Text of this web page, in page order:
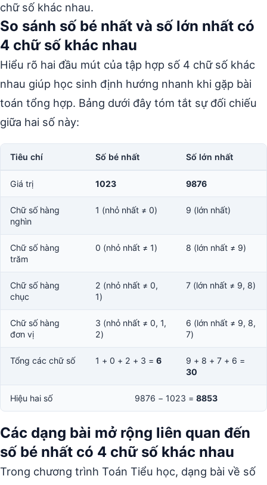
chữ số khác nhau.
So sánh số bé nhất và số lớn nhất có
4 chữ số khác nhau
Hiểu rõ hai đầu mút của tập hợp số 4 chữ số khác
nhau giúp học sinh định hướng nhanh khi gặp bài
toán tổng hợp. Bảng dưới đây tóm tắt sự đối chiếu
giữa hai số này:
Tiêu chí Số bé nhất Số lớn nhất
Giá trị 1023 9876
Chữ số hàng
nghìn
1 (nhỏ nhất ≠ 0) 9 (lớn nhất)
Chữ số hàng
trăm
0 (nhỏ nhất ≠ 1) 8 (lớn nhất ≠ 9)
Chữ số hàng
chục
2 (nhỏ nhất ≠ 0,
1)
7 (lớn nhất ≠ 9, 8)
Chữ số hàng
đơn vị
3 (nhỏ nhất ≠ 0, 1,
2)
6 (lớn nhất ≠ 9, 8,
7)
Tổng các chữ số 1 + 0 + 2 + 3 = 6
9 + 8 + 7 + 6 =
30
Hiệu hai số 9876 − 1023 = 8853
Các dạng bài mở rộng liên quan đến
số bé nhất có 4 chữ số khác nhau
Trong chương trình Toán Tiểu học, dạng bài về số